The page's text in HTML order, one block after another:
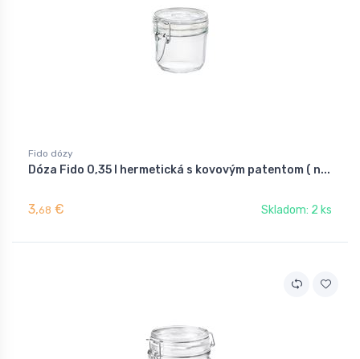
Fido dózy
Dóza Fido 0,35 l hermetická s kovovým patentom ( n...
3,68 € Skladom: 2 ks